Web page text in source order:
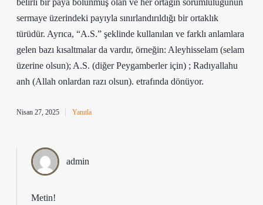
belirli bir paya bölünmüş olan ve her ortağın sorumluluğunun
sermaye üzerindeki payıyla sınırlandırıldığı bir ortaklık
türüdür. Ayrıca, “A.S.” şeklinde kullanılan ve farklı anlamlara
gelen bazı kısaltmalar da vardır, örneğin: Aleyhisselam (selam
üzerine olsun); A.S. (diğer Peygamberler için) ; Radıyallahu
anh (Allah onlardan razı olsun). etrafında dönüyor.
Nisan 27, 2025 Yanıtla
admin
Metin!